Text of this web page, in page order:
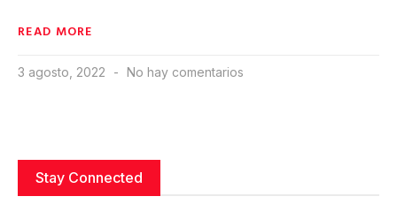
READ MORE
3 agosto, 2022 No hay comentarios
Stay Connected